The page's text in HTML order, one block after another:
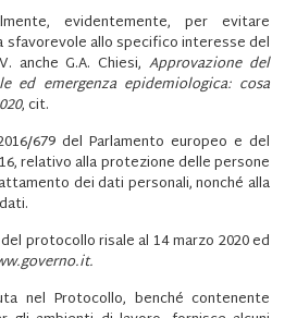
evidentemente, per evitare
sfavorevole allo specifico interesse del
anche G.A. Chiesi,Approvazione del
ed emergenza epidemiologica: cosa
, cit.
679 del Parlamento europeo e del
relativo alla protezione delle persone
dei dati personali, nonché alla
protocollo risale al 14 marzo 2020 ed
nel Protocollo, benché contenente